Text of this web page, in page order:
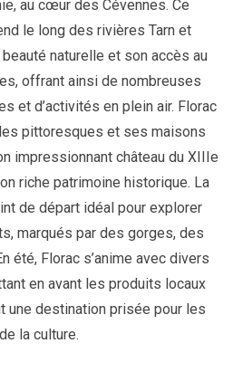
au cœur des Cévennes. Ce
le long des rivières Tarn et
naturelle et son accès au
offrant ainsi de nombreuses
et d’activités en plein air. Florac
pittoresques et ses maisons
impressionnant château du XIIIe
riche patrimoine historique. La
de départ idéal pour explorer
marqués par des gorges, des
été, Florac s’anime avec divers
en avant les produits locaux
une destination prisée pour les
la culture.